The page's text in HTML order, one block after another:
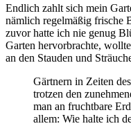
Endlich zahlt sich mein
nämlich regelmäßig frische
zuvor hatte ich nie genug
Garten hervorbrachte,
an den Stauden und
Gärtnern in Zeiten
trotzen den
man an fruchtbare
allem: Wie halte ich